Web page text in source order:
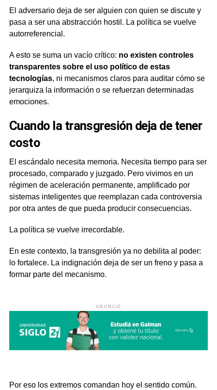
El adversario deja de ser alguien con quien se discute y
pasa a ser una abstracción hostil. La política se vuelve
autorreferencial.
A esto se suma un vacío crítico: no existen controles
transparentes sobre el uso político de estas
tecnologías, ni mecanismos claros para auditar cómo se
jerarquiza la información o se refuerzan determinadas
emociones.
Cuando la transgresión deja de tener
costo
El escándalo necesita memoria. Necesita tiempo para ser
procesado, comparado y juzgado. Pero vivimos en un
régimen de aceleración permanente, amplificado por
sistemas inteligentes que reemplazan cada controversia
por otra antes de que pueda producir consecuencias.
La política se vuelve irrecordable.
En este contexto, la transgresión ya no debilita al poder:
lo fortalece. La indignación deja de ser un freno y pasa a
formar parte del mecanismo.
ANUNCIO
Por eso los extremos comandan hoy el sentido común.